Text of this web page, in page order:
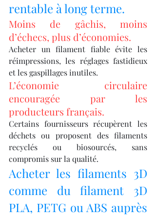
rentable à long terme.
Moins de gâchis, moins
d’échecs, plus d’économies.
Acheter un filament fiable évite les
réimpressions, les réglages fastidieux
et les gaspillages inutiles.
L’économie circulaire
encouragée par les
producteurs français.
Certains fournisseurs récupèrent les
déchets ou proposent des filaments
recyclés ou biosourcés, sans
compromis sur la qualité.
Acheter les filaments 3D
comme du filament 3D
PLA, PETG ou ABS auprès